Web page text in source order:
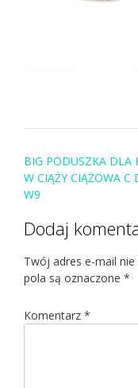
Post
navigation
BIG PODUSZKA DLA
W CIĄŻY CIĄŻOWA C
W9
Dodaj
Twój adres e-mail
pola są oznaczone *
Komentarz *